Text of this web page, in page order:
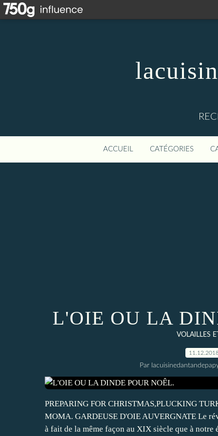
ACCUEIL CATÉGORIES
L'OIE OU LA
VOLAILLES
Par
PREPARING FOR CHRISTMAS,PLUCKING
MOMA. GARDEUSE D'OIE AUVERGNATE Le
à fait de la même façon au XIX siècle que à